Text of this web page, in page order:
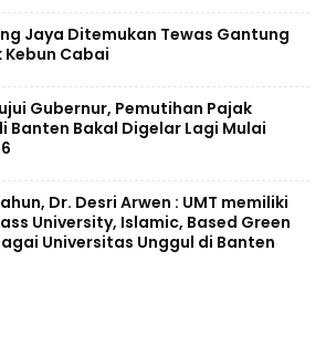
Jaya Ditemukan Tewas Gantung
Kebun Cabai
Gubernur, Pemutihan Pajak
Banten Bakal Digelar Lagi Mulai
Dr. Desri Arwen : UMT memiliki
University, Islamic, Based Green
Universitas Unggul di Banten